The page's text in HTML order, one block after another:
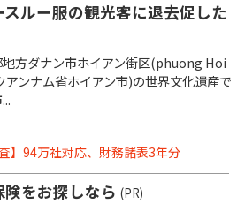
ルー服の観光客に退去促した
方ダナン市ホイアン街区(phuong Hoi
アンナム省ホイアン市)の世界文化遺産で
】94万社対応、財務諸表3年分
をお探しなら (PR)